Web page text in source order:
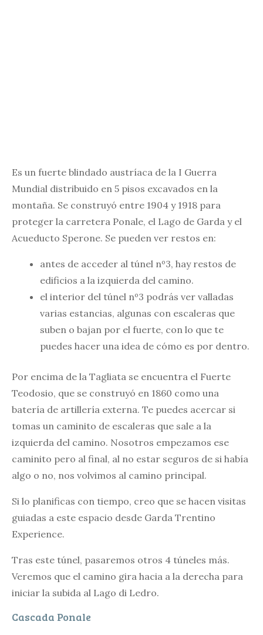
Es un fuerte blindado austríaca de la I Guerra
Mundial distribuido en 5 pisos excavados en la
montaña. Se construyó entre 1904 y 1918 para
proteger la carretera Ponale, el Lago de Garda y el
Acueducto Sperone. Se pueden ver restos en:
antes de acceder al túnel nº3, hay restos de
edificios a la izquierda del camino.
el interior del túnel nº3 podrás ver valladas
varias estancias, algunas con escaleras que
suben o bajan por el fuerte, con lo que te
puedes hacer una idea de cómo es por dentro.
Por encima de la Tagliata se encuentra el Fuerte
Teodosio, que se construyó en 1860 como una
batería de artillería externa. Te puedes acercar si
tomas un caminito de escaleras que sale a la
izquierda del camino. Nosotros empezamos ese
caminito pero al final, al no estar seguros de si había
algo o no, nos volvimos al camino principal.
Si lo planificas con tiempo, creo que se hacen visitas
guiadas a este espacio desde Garda Trentino
Experience.
Tras este túnel, pasaremos otros 4 túneles más.
Veremos que el camino gira hacia a la derecha para
iniciar la subida al Lago di Ledro.
Cascada Ponale